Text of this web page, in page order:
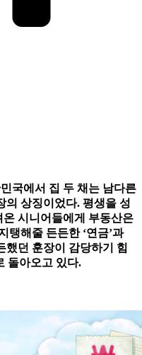
국에서 집 두 채는 남다른
의 상징이었다. 평생을 성
시니어들에게 부동산은
탱해줄 든든한 ‘연금’과
했던 훈장이 감당하기 힘
돌아오고 있다.